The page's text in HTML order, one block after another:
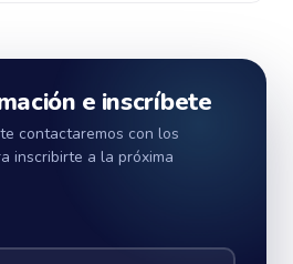
e inscríbete
contactaremos con los
inscribirte a la próxima